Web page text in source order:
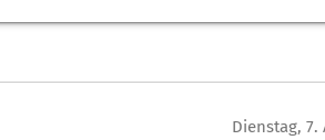
Dienstag, 7.